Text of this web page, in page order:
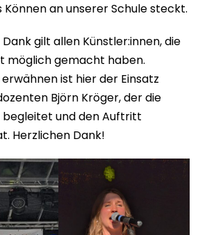
Können an unserer Schule steckt.
gilt allen Künstler:innen, die
möglich gemacht haben.
ist hier der Einsatz
Björn Kröger, der die
begleitet und den Auftritt
Herzlichen Dank!